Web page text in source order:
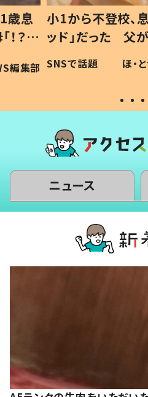
歳息
？」
編集部
小1から不登校、
ッド」だった 父
作り続ける理由
#令和の子
SNSで話題 ほ・
ニュース